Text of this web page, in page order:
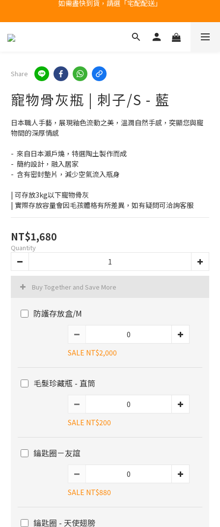
台北民權門市，現貨展示中
Share
寵物骨灰瓶 | 刺子/S - 藍
日本職人手藝，展現釉色流動之美，溫潤自然手感，突顯您與寵
物間的深厚情感
-  來自日本瀨戶燒，特選陶土製作而成
-  簡約設計，融入居家
-  含有密封墊片，減少空氣流入瓶身
| 可存放3kg以下寵物骨灰
| 實際存放容量會因毛孩體格有所差異，如有疑問可洽詢客服
NT$1,680
Quantity
Buy Together and Save More
防護存放盒/M
SALE NT$2,000
毛髮珍藏瓶 - 直筒
SALE NT$200
鑰匙圈－友誼
SALE NT$880
鑰匙圈 - 天使翅膀